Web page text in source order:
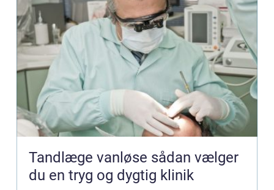
Tandlæge vanløse sådan vælger
du en tryg og dygtig klinik